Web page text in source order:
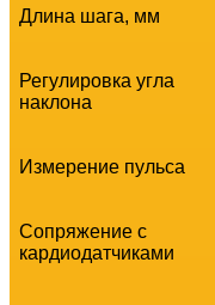
Длина шага, мм
Регулировка угла
наклона
Измерение пульса
Сопряжение с
кардиодатчиками